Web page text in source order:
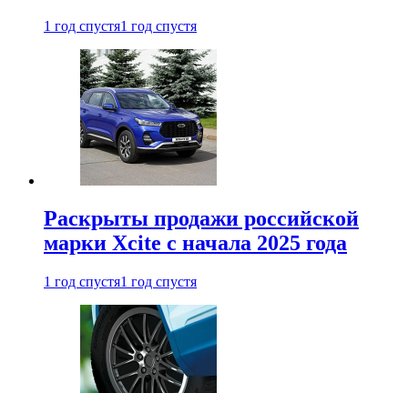
1 год спустя1 год спустя
Раскрыты продажи российской
марки Xcite с начала 2025 года
1 год спустя1 год спустя